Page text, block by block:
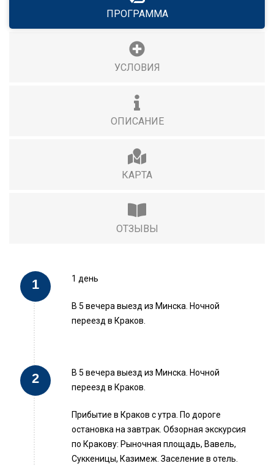
ПРОГРАММА
УСЛОВИЯ
ОПИСАНИЕ
КАРТА
ОТЗЫВЫ
1 день
В 5 вечера выезд из Минска. Ночной
переезд в Краков.
В 5 вечера выезд из Минска. Ночной
переезд в Краков.
Прибытие в Краков с утра. По дороге
остановка на завтрак. Обзорная экскурсия
по Кракову: Рыночная площадь, Вавель,
Суккеницы, Казимеж. Заселение в отель.